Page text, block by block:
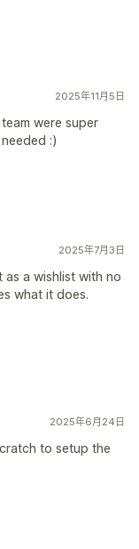
2025年11月5日
were super
:)
2025年7月3日
a wishlist with no
what it does.
2025年6月24日
to setup the